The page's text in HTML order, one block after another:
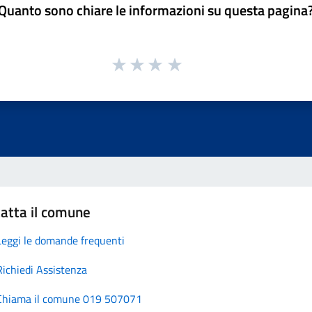
sono chiare le informazioni su questa
il comune
le domande frequenti
Assistenza
il comune 019 507071